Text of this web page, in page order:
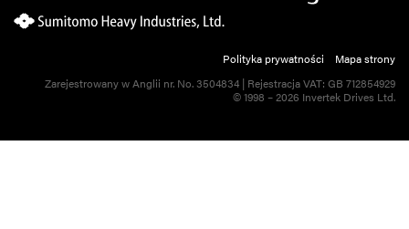
Polityka prywatności
Mapa strony
Zarejestrowany w Anglii nr. No. 3504834 | Rejestracja VAT: GB 712854929
© 1998 – 2026 Invertek Drives Ltd.